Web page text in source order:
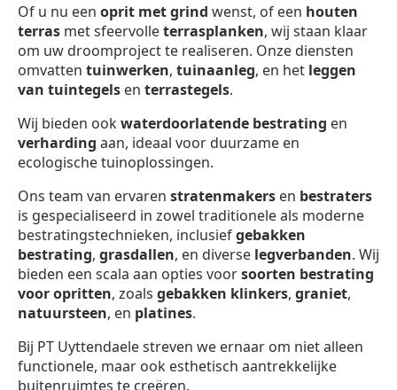
Of u nu een oprit met grind wenst, of een houten
terras met sfeervolleterrasplanken, wij staan klaar
om uw droomproject te realiseren. Onze diensten
omvatten tuinwerken, tuinaanleg, en het leggen
van tuintegels en terrastegels.
Wij bieden ookwaterdoorlatende bestrating en
verharding aan, ideaal voor duurzame en
ecologische tuinoplossingen.
Ons team van ervaren stratenmakers en bestraters
is gespecialiseerd in zowel traditionele als moderne
bestratingstechnieken, inclusiefgebakken
bestrating, grasdallen, en diverse legverbanden. Wij
bieden een scala aan opties voorsoorten bestrating
voor opritten, zoals gebakken klinkers, graniet,
natuursteen, en platines.
Bij PT Uyttendaele streven we ernaar om niet alleen
functionele, maar ook esthetisch aantrekkelijke
buitenruimtes te creëren.